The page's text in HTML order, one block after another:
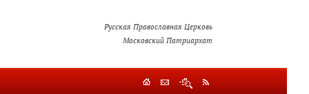
Русская Православная Церковь
Московский Патриархат